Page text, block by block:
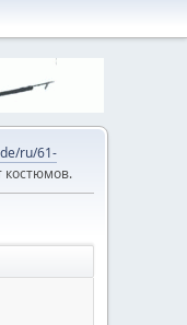
ru/61-
костюмов.